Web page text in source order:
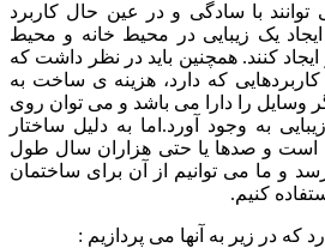
با سادگی و در عین حال کاربرد
ایجاد یک زیبایی در محیط خانه و محیط
کنند. همچنین باید در نظر داشت که
که دارد، هزینه ی ساخت به
وسایل را دارا می باشد و می توان روی
به وجود آورد.اما به دلیل ساختار
است و صدها یا حتی هزاران سال طول
و ما می توانیم از آن برای ساختمان
کنیم.
که در زیر به آنها می پردازیم :